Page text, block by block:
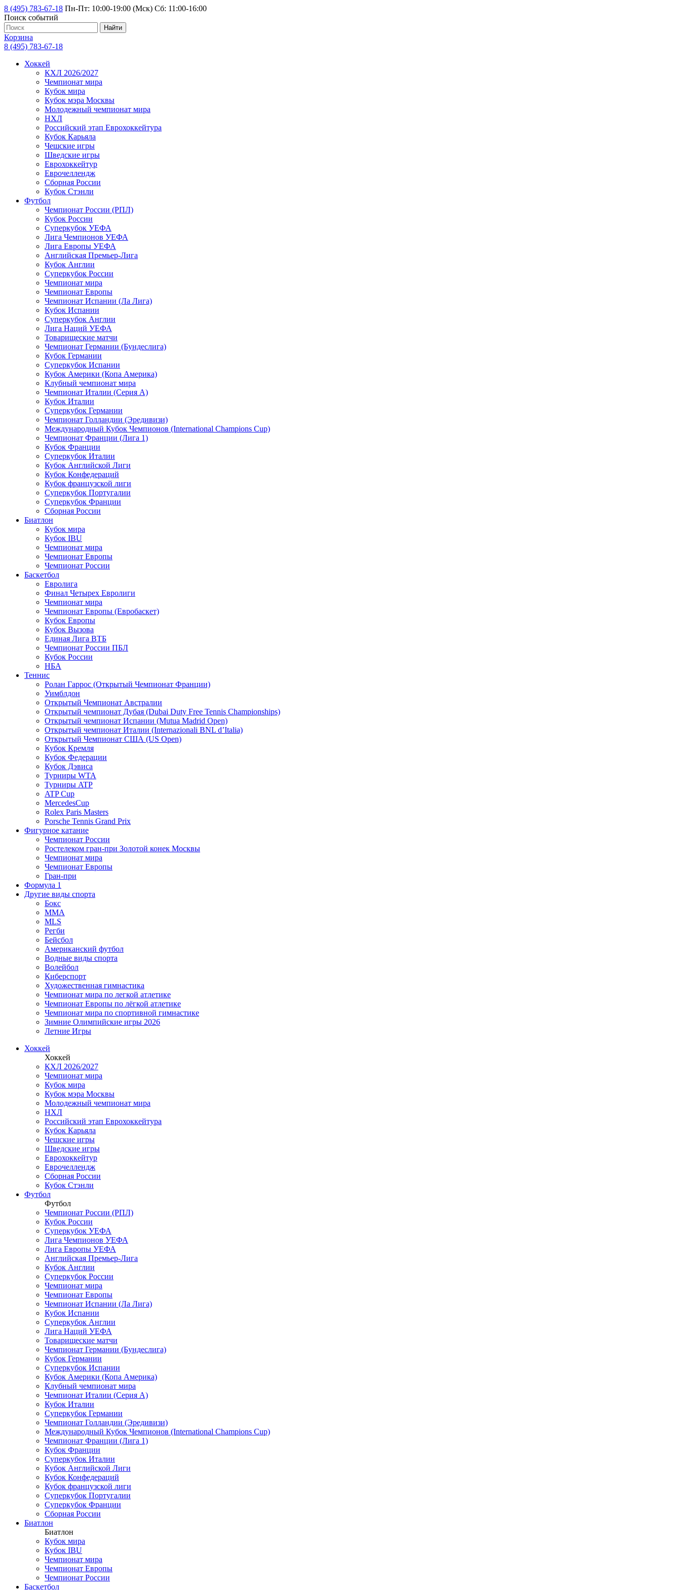
8 (495) 783-67-18 Пн-Пт: 10:00-19:00 (Мск) Сб: 11:00-16:00
Поиск событий
Найти
Корзина
8 (495) 783-67-18
Хоккей
КХЛ 2026/2027
Чемпионат мира
Кубок мира
Кубок мэра Москвы
Молодежный чемпионат мира
НХЛ
Российский этап Еврохоккейтура
Кубок Карьяла
Чешские игры
Шведские игры
Еврохоккейтур
Еврочеллендж
Сборная России
Кубок Стэнли
Футбол
Чемпионат России (РПЛ)
Кубок России
Суперкубок УЕФА
Лига Чемпионов УЕФА
Лига Европы УЕФА
Английская Премьер-Лига
Кубок Англии
Суперкубок России
Чемпионат мира
Чемпионат Европы
Чемпионат Испании (Ла Лига)
Кубок Испании
Суперкубок Англии
Лига Наций УЕФА
Товарищеские матчи
Чемпионат Германии (Бундеслига)
Кубок Германии
Суперкубок Испании
Кубок Америки (Копа Америка)
Клубный чемпионат мира
Чемпионат Италии (Серия А)
Кубок Италии
Суперкубок Германии
Чемпионат Голландии (Эредивизи)
Международный Кубок Чемпионов (International Champions Cup)
Чемпионат Франции (Лига 1)
Кубок Франции
Суперкубок Италии
Кубок Английской Лиги
Кубок Конфедераций
Кубок французской лиги
Суперкубок Португалии
Суперкубок Франции
Сборная России
Биатлон
Кубок мира
Кубок IBU
Чемпионат мира
Чемпионат Европы
Чемпионат России
Баскетбол
Евролига
Финал Четырех Евролиги
Чемпионат мира
Чемпионат Европы (Евробаскет)
Кубок Европы
Кубок Вызова
Единая Лига ВТБ
Чемпионат России ПБЛ
Кубок России
НБА
Теннис
Ролан Гаррос (Открытый Чемпионат Франции)
Уимблдон
Открытый Чемпионат Австралии
Открытый чемпионат Дубая (Dubai Duty Free Tennis Championships)
Открытый чемпионат Испании (Mutua Madrid Open)
Открытый чемпионат Италии (Internazionali BNL d’Italia)
Открытый Чемпионат США (US Open)
Кубок Кремля
Кубок Федерации
Кубок Дэвиса
Турниры WTA
Турниры ATP
ATP Cup
MercedesCup
Rolex Paris Masters
Porsche Tennis Grand Prix
Фигурное катание
Чемпионат России
Ростелеком гран-при Золотой конек Москвы
Чемпионат мира
Чемпионат Европы
Гран-при
Формула 1
Другие виды спорта
Бокс
MMA
MLS
Регби
Бейсбол
Американский футбол
Водные виды спорта
Волейбол
Киберспорт
Художественная гимнастика
Чемпионат мира по легкой атлетике
Чемпионат Европы по лёгкой атлетике
Чемпионат мира по спортивной гимнастике
Зимние Олимпийские игры 2026
Летние Игры
Хоккей
Хоккей
КХЛ 2026/2027
Чемпионат мира
Кубок мира
Кубок мэра Москвы
Молодежный чемпионат мира
НХЛ
Российский этап Еврохоккейтура
Кубок Карьяла
Чешские игры
Шведские игры
Еврохоккейтур
Еврочеллендж
Сборная России
Кубок Стэнли
Футбол
Футбол
Чемпионат России (РПЛ)
Кубок России
Суперкубок УЕФА
Лига Чемпионов УЕФА
Лига Европы УЕФА
Английская Премьер-Лига
Кубок Англии
Суперкубок России
Чемпионат мира
Чемпионат Европы
Чемпионат Испании (Ла Лига)
Кубок Испании
Суперкубок Англии
Лига Наций УЕФА
Товарищеские матчи
Чемпионат Германии (Бундеслига)
Кубок Германии
Суперкубок Испании
Кубок Америки (Копа Америка)
Клубный чемпионат мира
Чемпионат Италии (Серия А)
Кубок Италии
Суперкубок Германии
Чемпионат Голландии (Эредивизи)
Международный Кубок Чемпионов (International Champions Cup)
Чемпионат Франции (Лига 1)
Кубок Франции
Суперкубок Италии
Кубок Английской Лиги
Кубок Конфедераций
Кубок французской лиги
Суперкубок Португалии
Суперкубок Франции
Сборная России
Биатлон
Биатлон
Кубок мира
Кубок IBU
Чемпионат мира
Чемпионат Европы
Чемпионат России
Баскетбол